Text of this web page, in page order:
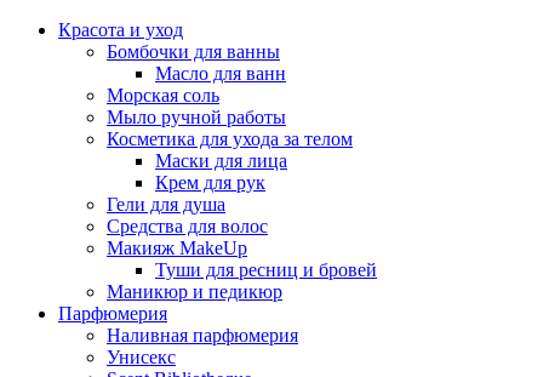
Красота и уход
Бомбочки для ванны
Масло для ванн
Морская соль
Мыло ручной работы
Косметика для ухода за телом
Маски для лица
Крем для рук
Гели для душа
Средства для волос
Макияж MakeUp
Туши для ресниц и бровей
Маникюр и педикюр
Парфюмерия
Наливная парфюмерия
Унисекс